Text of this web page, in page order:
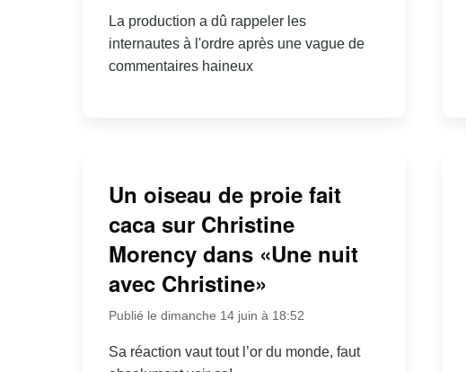
La production a dû rappeler les
internautes à l'ordre après une vague de
commentaires haineux
Un oiseau de proie fait
caca sur Christine
Morency dans «Une nuit
avec Christine»
Publié le dimanche 14 juin à 18:52
Sa réaction vaut tout l’or du monde, faut